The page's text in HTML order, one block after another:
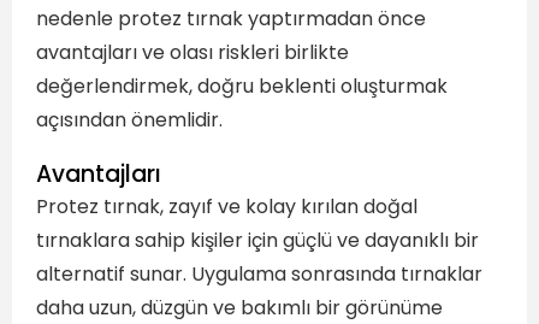
nedenle protez tırnak yaptırmadan önce
avantajları ve olası riskleri birlikte
değerlendirmek, doğru beklenti oluşturmak
açısından önemlidir.
Avantajları
Protez tırnak, zayıf ve kolay kırılan doğal
tırnaklara sahip kişiler için güçlü ve dayanıklı bir
alternatif sunar. Uygulama sonrasında tırnaklar
daha uzun, düzgün ve bakımlı bir görünüme